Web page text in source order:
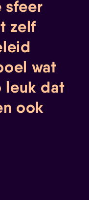
sfeer
zelf
wat
leuk dat
ook